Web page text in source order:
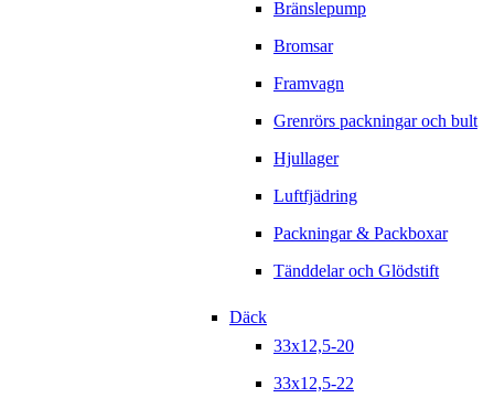
Bränslepump
Bromsar
Framvagn
Grenrörs packningar och bult
Hjullager
Luftfjädring
Packningar & Packboxar
Tänddelar och Glödstift
Däck
33x12,5-20
33x12,5-22